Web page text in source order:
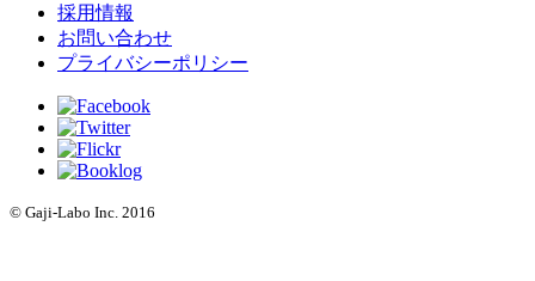
採用情報
お問い合わせ
プライバシーポリシー
© Gaji-Labo Inc. 2016